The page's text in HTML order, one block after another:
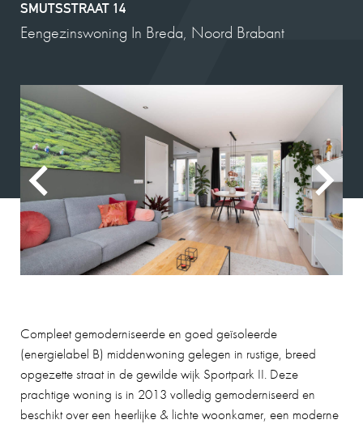
SMUTSSTRAAT 14
Eengezinswoning In Breda, Noord Brabant
Compleet gemoderniseerde en goed geïsoleerde
(energielabel B) middenwoning gelegen in rustige, breed
opgezette straat in de gewilde wijk Sportpark II. Deze
prachtige woning is in 2013 volledig gemoderniseerd en
beschikt over een heerlijke & lichte woonkamer, een moderne